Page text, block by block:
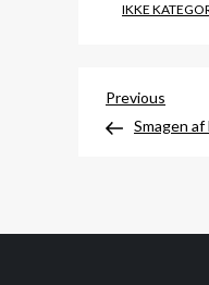
IKKE
Previous
Post
Previous
Smagen